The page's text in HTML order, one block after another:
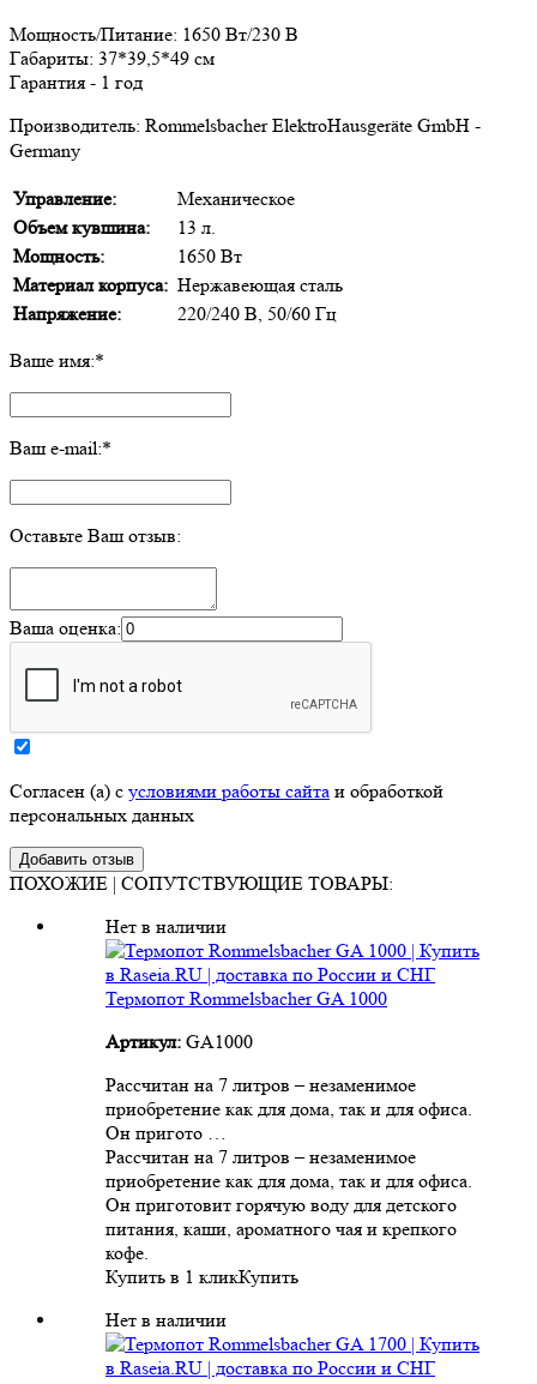
Мощность/Питание: 1650 Вт/230 В
Габариты: 37*39,5*49 см
Гарантия - 1 год
Производитель: Rommelsbacher ElektroHausgeräte GmbH -
Germany
Управление:
Механическое
Объем кувшина:
13 л.
Мощность:
1650 Вт
Материал корпуса: Нержавеющая сталь
Напряжение:
220/240 В, 50/60 Гц
Ваше имя:*
Ваш e-mail:*
Оставьте Ваш отзыв:
Ваша оценка:
Согласен (а) с условиями работы сайта и обработкой
персональных данных
ПОХОЖИЕ | СОПУТСТВУЮЩИЕ ТОВАРЫ:
Нет в наличии
Термопот Rommelsbacher GA 1000
Артикул: GA1000
Рассчитан на 7 литров – незаменимое
приобретение как для дома, так и для офиса.
Он пригото …
Рассчитан на 7 литров – незаменимое
приобретение как для дома, так и для офиса.
Он приготовит горячую воду для детского
питания, каши, ароматного чая и крепкого
кофе.
Купить в 1 кликКупить
Нет в наличии